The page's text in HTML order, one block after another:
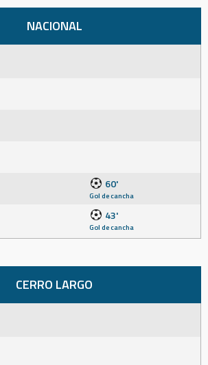
NACIONAL
60'
Gol de cancha
43'
Gol de cancha
CERRO LARGO